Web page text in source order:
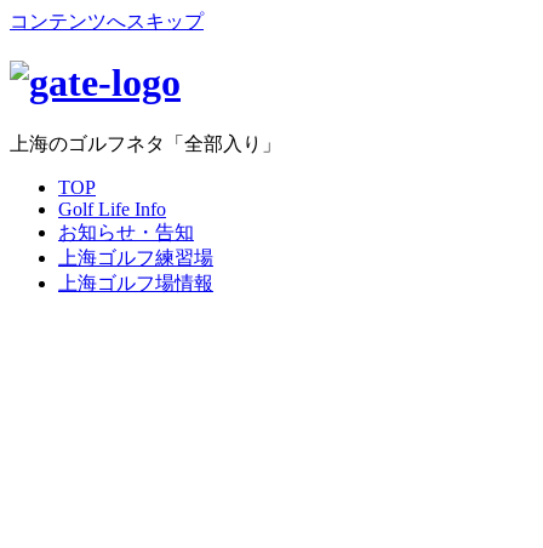
コンテンツへスキップ
上海のゴルフネタ「全部入り」
TOP
Golf Life Info
お知らせ・告知
上海ゴルフ練習場
上海ゴルフ場情報